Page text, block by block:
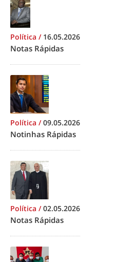
Política / 16.05.2026
Notas Rápidas
Política /09.05.2026
Notinhas Rápidas
Política /02.05.2026
Notas Rápidas